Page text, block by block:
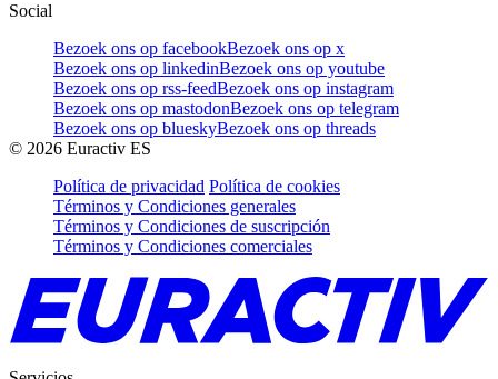
Social
Bezoek ons op facebookBezoek ons op x
Bezoek ons op linkedinBezoek ons op youtube
Bezoek ons op rss-feedBezoek ons op instagram
Bezoek ons op mastodonBezoek ons op telegram
Bezoek ons op blueskyBezoek ons op threads
© 2026 Euractiv ES
Política de privacidad Política de cookies
Términos y Condiciones generales
Términos y Condiciones de suscripción
Términos y Condiciones comerciales